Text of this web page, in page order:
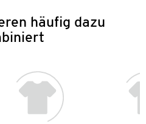
häufig dazu